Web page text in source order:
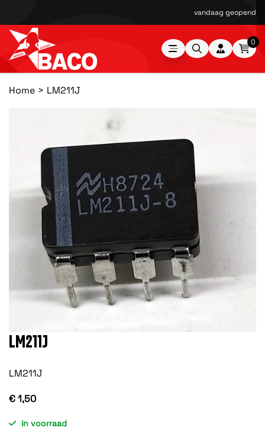
vandaag geopend
0
Home LM211J
LM211J
LM211J
€ 1,50
in voorraad